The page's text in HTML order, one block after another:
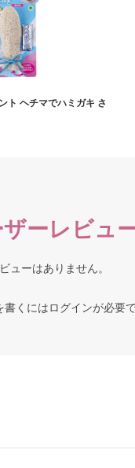
ト ヘチマでハミガキ さ
ーレビュ
ューはありません。
書くにはログインが必要で